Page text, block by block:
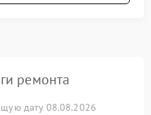
ремонта
дату 08.08.2026